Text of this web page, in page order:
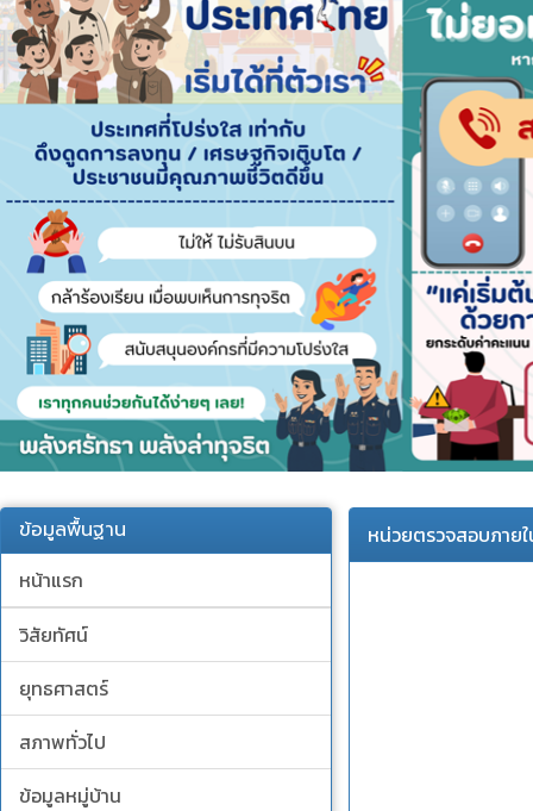
ข้อมูลพื้นฐาน
หน้าแรก
วิสัยทัศน์
ยุทธศาสตร์
สภาพทั่วไป
ข้อมูลหมู่บ้าน
หน่วยตรวจสอบภาย